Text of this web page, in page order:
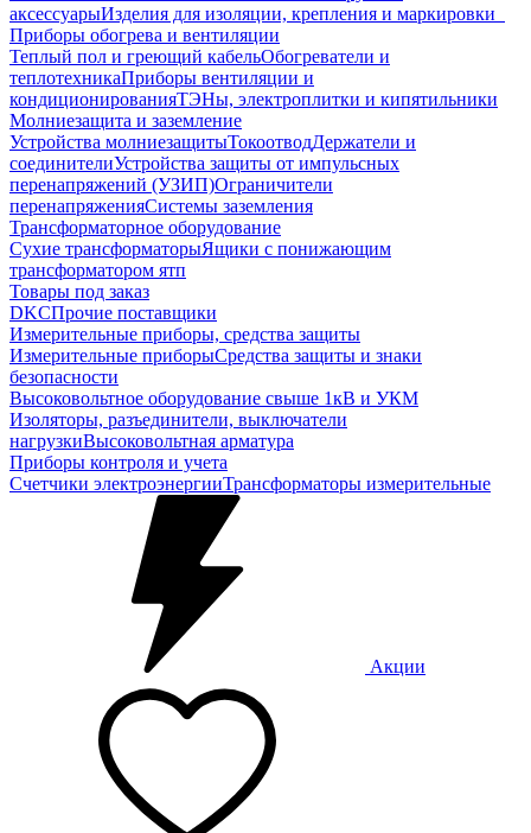
аксессуарыИзделия для изоляции, крепления и маркировки
Приборы обогрева и вентиляции
Теплый пол и греющий кабельОбогреватели и
теплотехникаПриборы вентиляции и
кондиционированияТЭНы, электроплитки и кипятильники
Молниезащита и заземление
Устройства молниезащитыТокоотводДержатели и
соединителиУстройства защиты от импульсных
перенапряжений (УЗИП)Ограничители
перенапряженияСистемы заземления
Трансформаторное оборудование
Сухие трансформаторыЯщики с понижающим
трансформатором ятп
Товары под заказ
DKCПрочие поставщики
Измерительные приборы, средства защиты
Измерительные приборыСредства защиты и знаки
безопасности
Высоковольтное оборудование свыше 1кВ и УКМ
Изоляторы, разъединители, выключатели
нагрузкиВысоковольтная арматура
Приборы контроля и учета
Счетчики электроэнергииТрансформаторы измерительные
Акции